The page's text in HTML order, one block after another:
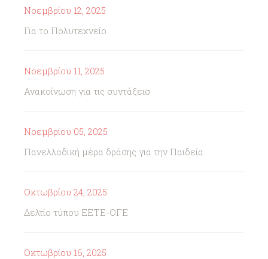
Νοεμβρίου 12, 2025
Για το Πολυτεχνείο
Νοεμβρίου 11, 2025
Ανακοίνωση για τις συντάξεισ
Νοεμβρίου 05, 2025
Πανελλαδική μέρα δράσης για την Παιδεία
Οκτωβρίου 24, 2025
Δελτίο τύπου ΕΕΤΕ-ΟΓΕ
Οκτωβρίου 16, 2025